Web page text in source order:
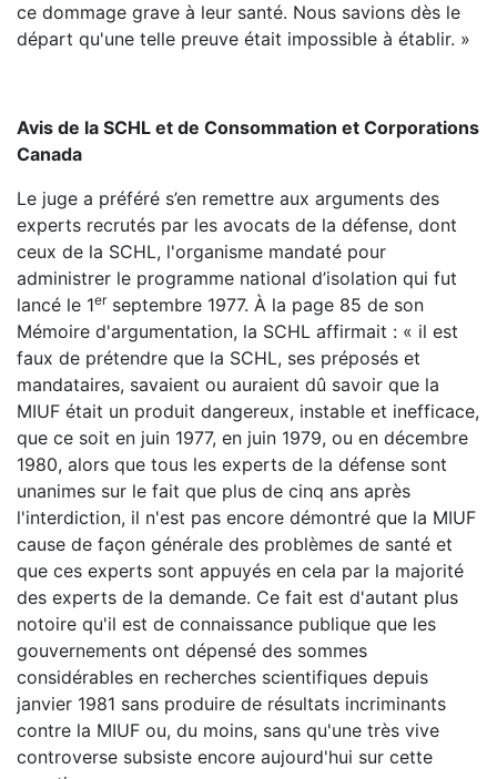
ce dommage grave à leur santé. Nous savions dès le
départ qu'une telle preuve était impossible à établir. »
Avis de la SCHL et de Consommation et Corporations
Canada
Le juge a préféré s’en remettre aux arguments des
experts recrutés par les avocats de la défense, dont
ceux de la SCHL, l'organisme mandaté pour
administrer le programme national d’isolation qui fut
lancé le 1erseptembre 1977. À la page 85 de son
Mémoire d'argumentation, la SCHL affirmait : « il est
faux de prétendre que la SCHL, ses préposés et
mandataires, savaient ou auraient dû savoir que la
MIUF était un produit dangereux, instable et inefficace,
que ce soit en juin 1977, en juin 1979, ou en décembre
1980, alors que tous les experts de la défense sont
unanimes sur le fait que plus de cinq ans après
l'interdiction, il n'est pas encore démontré que la MIUF
cause de façon générale des problèmes de santé et
que ces experts sont appuyés en cela par la majorité
des experts de la demande. Ce fait est d'autant plus
notoire qu'il est de connaissance publique que les
gouvernements ont dépensé des sommes
considérables en recherches scientifiques depuis
janvier 1981 sans produire de résultats incriminants
contre la MIUF ou, du moins, sans qu'une très vive
controverse subsiste encore aujourd'hui sur cette